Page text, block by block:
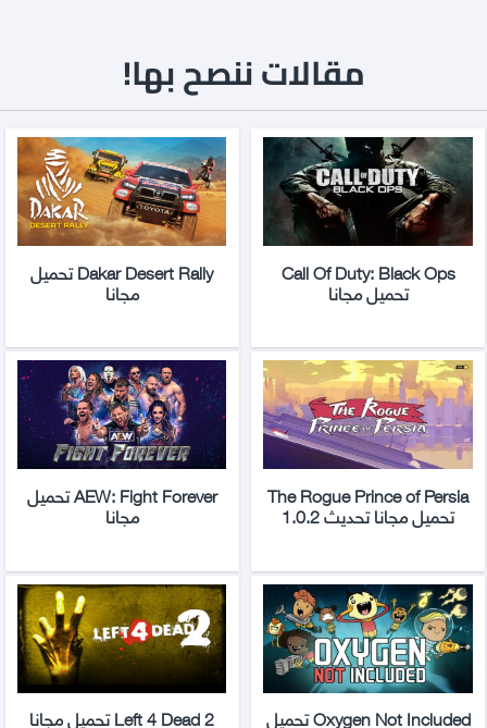
مقالات ننصح بها!
Call Of Duty: Black Ops
تحميل مجانا
Dakar Desert Rally تحميل
مجانا
The Rogue Prince of Persia
تحميل مجانا تحديث 1.0.2
AEW: Fight Forever تحميل
مجانا
Oxygen Not Included تحميل Left 4 Dead 2 تحميل مجانا